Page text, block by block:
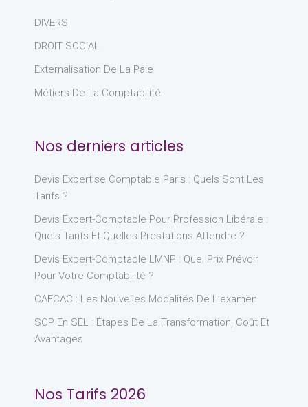
DIVERS
DROIT SOCIAL
Externalisation De La Paie
Métiers De La Comptabilité
Nos derniers articles
Devis Expertise Comptable Paris : Quels Sont Les
Tarifs ?
Devis Expert-Comptable Pour Profession Libérale :
Quels Tarifs Et Quelles Prestations Attendre ?
Devis Expert-Comptable LMNP : Quel Prix Prévoir
Pour Votre Comptabilité ?
CAFCAC : Les Nouvelles Modalités De L’examen
SCP En SEL : Étapes De La Transformation, Coût Et
Avantages
Nos Tarifs 2026